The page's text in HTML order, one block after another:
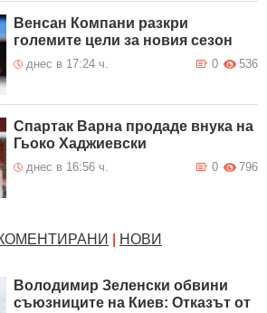
Венсан Компани разкри
големите цели за новия сезон
днес в 17:24 ч. 536
0
Спартак Варна продаде внука на
Гьоко Хаджиевски
днес в 16:56 ч. 796
0
НОВИ
Володимир Зеленски обвини
съюзниците на Киев: Отказът от